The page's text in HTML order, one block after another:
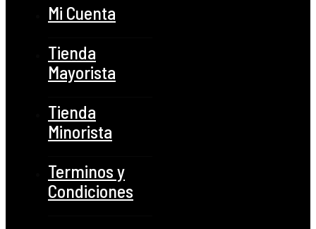
Mi Cuenta
Tienda
Mayorista
Tienda
Minorista
Terminos y
Condiciones